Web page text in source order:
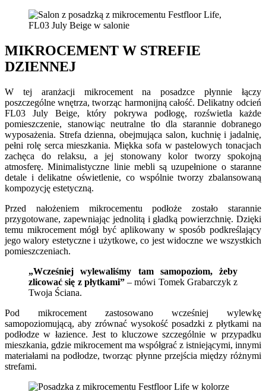
MIKROCEMENT W STREFIE
DZIENNEJ
W tej aranżacji mikrocement na posadzce płynnie łączy
poszczególne wnętrza, tworząc harmonijną całość. Delikatny odcień
FL03 July Beige, który pokrywa podłogę, rozświetla każde
pomieszczenie, stanowiąc neutralne tło dla starannie dobranego
wyposażenia. Strefa dzienna, obejmująca salon, kuchnię i jadalnię,
pełni rolę serca mieszkania. Miękka sofa w pastelowych tonacjach
zachęca do relaksu, a jej stonowany kolor tworzy spokojną
atmosferę. Minimalistyczne linie mebli są uzupełnione o staranne
detale i delikatne oświetlenie, co wspólnie tworzy zbalansowaną
kompozycję estetyczną.
Przed nałożeniem mikrocementu podłoże zostało starannie
przygotowane, zapewniając jednolitą i gładką powierzchnię. Dzięki
temu mikrocement mógł być aplikowany w sposób podkreślający
jego walory estetyczne i użytkowe, co jest widoczne we wszystkich
pomieszczeniach.
„Wcześniej wylewaliśmy tam samopoziom, żeby
zlicować się z płytkami” – mówi Tomek Grabarczyk z
Twoja Ściana.
Pod mikrocement zastosowano wcześniej wylewkę
samopoziomującą, aby zrównać wysokość posadzki z płytkami na
podłodze w łazience. Jest to kluczowe szczególnie w przypadku
mieszkania, gdzie mikrocement ma współgrać z istniejącymi, innymi
materiałami na podłodze, tworząc płynne przejścia między różnymi
strefami.